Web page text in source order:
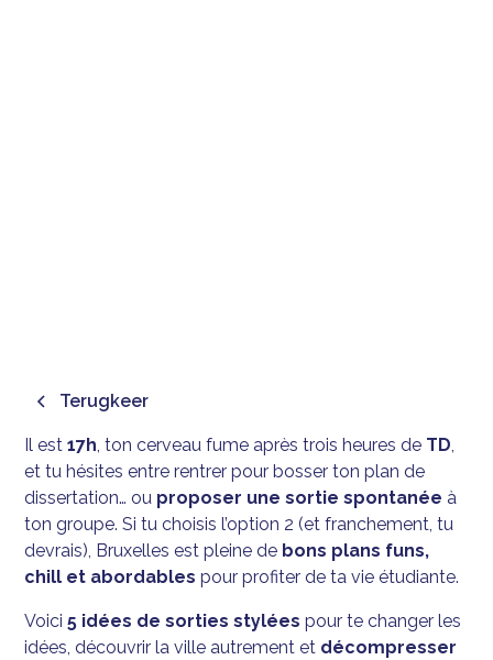
Terugkeer
Il est17h, ton cerveau fume après trois heures de TD,
et tu hésites entre rentrer pour bosser ton plan de
dissertation… ou proposer une sortie spontanée à
ton groupe. Si tu choisis l’option 2 (et franchement, tu
devrais), Bruxelles est pleine de bons plans funs,
chill et abordables pour profiter de ta vie étudiante.
Voici5 idées de sorties stylées pour te changer les
idées, découvrir la ville autrement et décompresser